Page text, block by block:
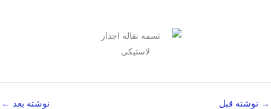
→ نوشته قبل نوشته بعد ←